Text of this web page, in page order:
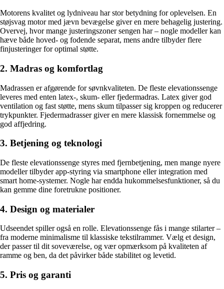
Motorens kvalitet og lydniveau har stor betydning for oplevelsen. En
støjsvag motor med jævn bevægelse giver en mere behagelig justering.
Overvej, hvor mange justeringszoner sengen har – nogle modeller kan
hæve både hoved- og fodende separat, mens andre tilbyder flere
finjusteringer for optimal støtte.
2. Madras og komfortlag
Madrassen er afgørende for søvnkvaliteten. De fleste elevationssenge
leveres med enten latex-, skum- eller fjedermadras. Latex giver god
ventilation og fast støtte, mens skum tilpasser sig kroppen og reducerer
trykpunkter. Fjedermadrasser giver en mere klassisk fornemmelse og
god affjedring.
3. Betjening og teknologi
De fleste elevationssenge styres med fjernbetjening, men mange nyere
modeller tilbyder app-styring via smartphone eller integration med
smart home-systemer. Nogle har endda hukommelsesfunktioner, så du
kan gemme dine foretrukne positioner.
4. Design og materialer
Udseendet spiller også en rolle. Elevationssenge fås i mange stilarter –
fra moderne minimalisme til klassiske tekstilrammer. Vælg et design,
der passer til dit soveværelse, og vær opmærksom på kvaliteten af
ramme og ben, da det påvirker både stabilitet og levetid.
5. Pris og garanti